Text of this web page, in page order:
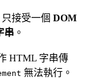
只接受一個 DOM
串 。
HTML 字串傳
無法執行。